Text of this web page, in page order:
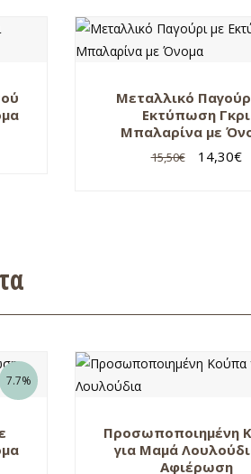
Μεταλλικό
Εκτύπωση Γκρι
Μπαλαρίνα με
15,50€ 14,30€
7.7%
Προσωποποιημένη
για Μαμά
Αφιέρωση